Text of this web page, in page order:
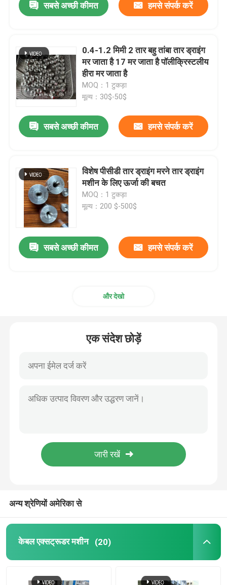
वीडियो
सबसे अच्छी कीमत हमसे संपर्क करें
0.4-1.2 मिमी 2 तार बहु तांबा तार ड्राइंग
मर जाता है 17 मर जाता है पॉलीक्रिस्टलीय
हीरा मर जाता है
MOQ：1 टुकड़ा
मूल्य：30$-50$
सबसे अच्छी कीमत हमसे संपर्क करें
विशेष पीसीडी तार ड्राइंग मरने तार ड्राइंग
मशीन के लिए ऊर्जा की बचत
MOQ：1 टुकड़ा
मूल्य：200 $-500$
सबसे अच्छी कीमत हमसे संपर्क करें
और देखो
एक संदेश छोड़ें
अन्य श्रेणियों अमेरिका से
केबल एक्सट्रूडर मशीन (20)